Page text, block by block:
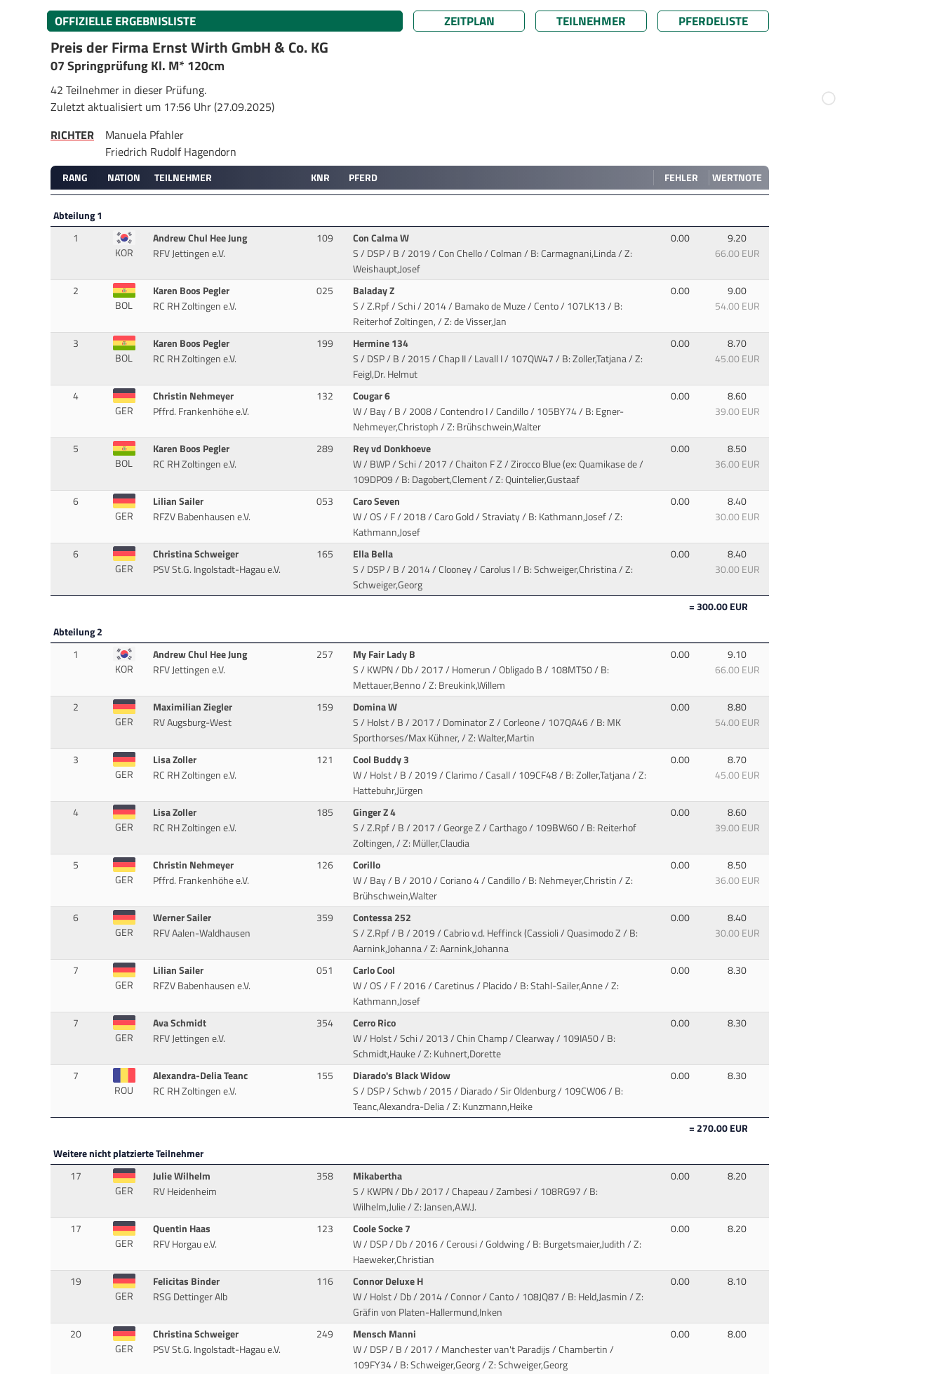
OFFIZIELLE ERGEBNISLISTE ZEITPLAN TEILNEHMER PFERDELISTE
Preis der Firma Ernst Wirth GmbH & Co. KG
07 Springprüfung Kl. M* 120cm
42 Teilnehmer in dieser Prüfung.
Zuletzt aktualisiert um 17:56 Uhr (27.09.2025)
RICHTER
Manuela Pfahler
Friedrich Rudolf Hagendorn
RANG NATION TEILNEHMER KNR PFERD FEHLER WERTNOTE
Abteilung 1
1
KOR
Andrew Chul Hee Jung
RFV Jettingen e.V.
109
Con Calma W
S / DSP / B / 2019 / Con Chello / Colman/ B: Carmagnani,Linda / Z:
Weishaupt,Josef
0.00
9.20
66.00 EUR
2
BOL
Karen Boos Pegler
RC RH Zoltingen e.V.
025
Baladay Z
S / Z.Rpf / Schi / 2014 / Bamako de Muze / Cento/ 107LK13 / B:
Reiterhof Zoltingen, / Z: de Visser,Jan
0.00
9.00
54.00 EUR
3
BOL
Karen Boos Pegler
RC RH Zoltingen e.V.
199
Hermine 134
S / DSP / B / 2015 / Chap II / Lavall I/ 107QW47 / B: Zoller,Tatjana / Z:
Feigl,Dr. Helmut
0.00
8.70
45.00 EUR
4
GER
Christin Nehmeyer
Pffrd. Frankenhöhe e.V.
132
Cougar 6
W / Bay / B / 2008 / Contendro I / Candillo/ 105BY74 / B: Egner-
Nehmeyer,Christoph / Z: Brühschwein,Walter
0.00
8.60
39.00 EUR
5
BOL
Karen Boos Pegler
RC RH Zoltingen e.V.
289
Rey vd Donkhoeve
W / BWP / Schi / 2017 / Chaiton F Z / Zirocco Blue (ex: Quamikase de/
109DP09 / B: Dagobert,Clement / Z: Quintelier,Gustaaf
0.00
8.50
36.00 EUR
6
GER
Lilian Sailer
RFZV Babenhausen e.V.
053
Caro Seven
W / OS / F / 2018 / Caro Gold / Straviaty/ B: Kathmann,Josef / Z:
Kathmann,Josef
0.00
8.40
30.00 EUR
6
GER
Christina Schweiger
PSV St.G. Ingolstadt-Hagau e.V.
165
Ella Bella
S / DSP / B / 2014 / Clooney / Carolus I/ B: Schweiger,Christina / Z:
Schweiger,Georg
0.00
8.40
30.00 EUR
= 300.00 EUR
Abteilung 2
1
KOR
Andrew Chul Hee Jung
RFV Jettingen e.V.
257
My Fair Lady B
S / KWPN / Db / 2017 / Homerun / Obligado B/ 108MT50 / B:
Mettauer,Benno / Z: Breukink,Willem
0.00
9.10
66.00 EUR
2
GER
Maximilian Ziegler
RV Augsburg-West
159
Domina W
S / Holst / B / 2017 / Dominator Z / Corleone/ 107QA46 / B: MK
Sporthorses/Max Kühner, / Z: Walter,Martin
0.00
8.80
54.00 EUR
3
GER
Lisa Zoller
RC RH Zoltingen e.V.
121
Cool Buddy 3
W / Holst / B / 2019 / Clarimo / Casall/ 109CF48 / B: Zoller,Tatjana / Z:
Hattebuhr,Jürgen
0.00
8.70
45.00 EUR
4
GER
Lisa Zoller
RC RH Zoltingen e.V.
185
Ginger Z 4
S / Z.Rpf / B / 2017 / George Z / Carthago/ 109BW60 / B: Reiterhof
Zoltingen, / Z: Müller,Claudia
0.00
8.60
39.00 EUR
5
GER
Christin Nehmeyer
Pffrd. Frankenhöhe e.V.
126
Corillo
W / Bay / B / 2010 / Coriano 4 / Candillo/ B: Nehmeyer,Christin / Z:
Brühschwein,Walter
0.00
8.50
36.00 EUR
6
GER
Werner Sailer
RFV Aalen-Waldhausen
359
Contessa 252
S / Z.Rpf / B / 2019 / Cabrio v.d. Heffinck (Cassioli / Quasimodo Z/ B:
Aarnink,Johanna / Z: Aarnink,Johanna
0.00
8.40
30.00 EUR
7
GER
Lilian Sailer
RFZV Babenhausen e.V.
051
Carlo Cool
W / OS / F / 2016 / Caretinus / Placido/ B: Stahl-Sailer,Anne / Z:
Kathmann,Josef
0.00 8.30
7
GER
Ava Schmidt
RFV Jettingen e.V.
354
Cerro Rico
W / Holst / Schi / 2013 / Chin Champ / Clearway/ 109IA50 / B:
Schmidt,Hauke / Z: Kuhnert,Dorette
0.00 8.30
7
ROU
Alexandra-Delia Teanc
RC RH Zoltingen e.V.
155
Diarado's Black Widow
S / DSP / Schwb / 2015 / Diarado / Sir Oldenburg/ 109CW06 / B:
Teanc,Alexandra-Delia / Z: Kunzmann,Heike
0.00 8.30
= 270.00 EUR
Weitere nicht platzierte Teilnehmer
17
GER
Julie Wilhelm
RV Heidenheim
358
Mikabertha
S / KWPN / Db / 2017 / Chapeau / Zambesi/ 108RG97 / B:
Wilhelm,Julie / Z: Jansen,A.W.J.
0.00 8.20
17
GER
Quentin Haas
RFV Horgau e.V.
123
Coole Socke 7
W / DSP / Db / 2016 / Cerousi / Goldwing/ B: Burgetsmaier,Judith / Z:
Haeweker,Christian
0.00 8.20
19
GER
Felicitas Binder
RSG Dettinger Alb
116
Connor Deluxe H
W / Holst / Db / 2014 / Connor / Canto/ 108JQ87 / B: Held,Jasmin / Z:
Gräfin von Platen-Hallermund,Inken
0.00 8.10
20
GER
Christina Schweiger
PSV St.G. Ingolstadt-Hagau e.V.
249
Mensch Manni
W / DSP / B / 2017 / Manchester van't Paradijs / Chambertin/
109FY34 / B: Schweiger,Georg / Z: Schweiger,Georg
0.00 8.00